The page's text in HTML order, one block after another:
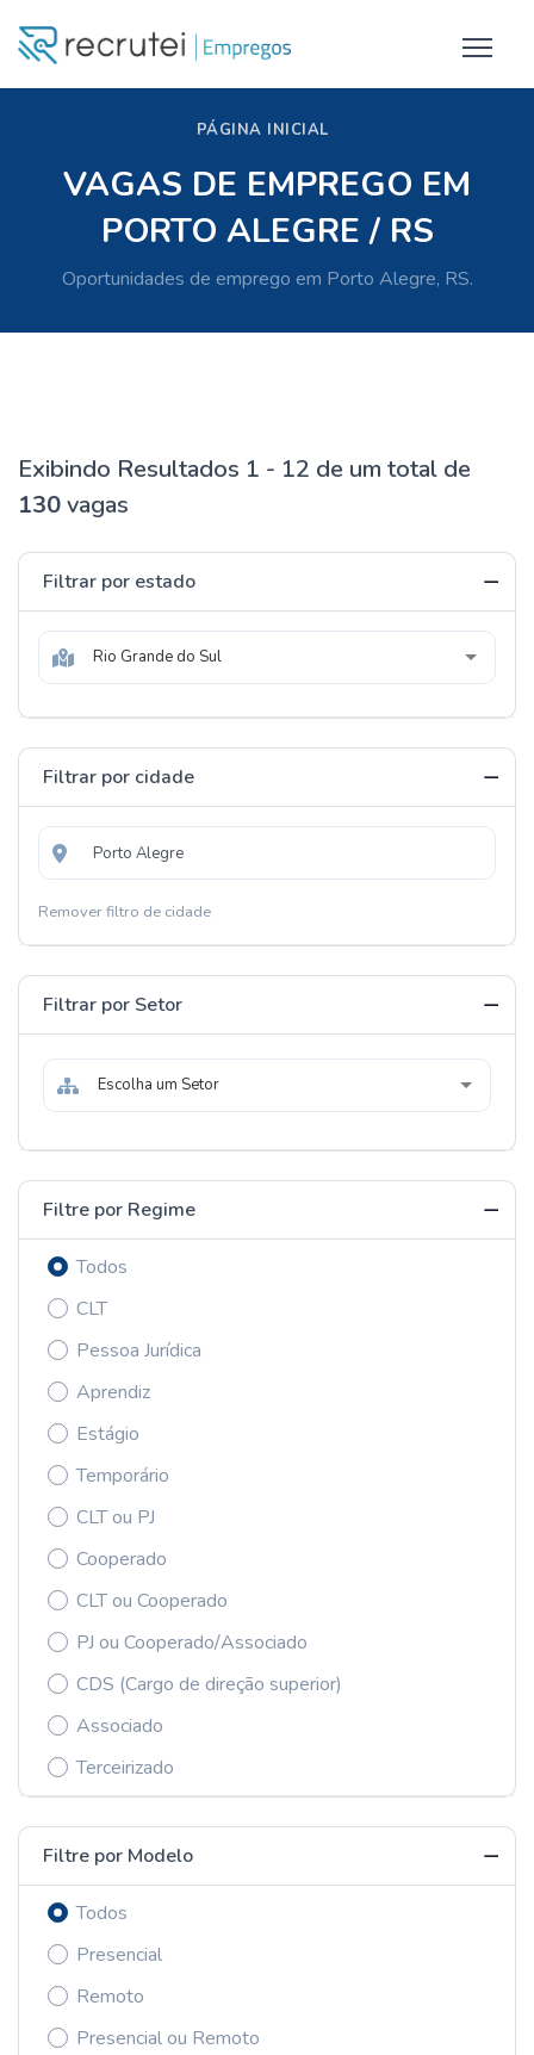
PÁGINA INICIAL
VAGAS DE EMPREGO EM
PORTO ALEGRE / RS
Oportunidades de emprego em Porto Alegre, RS.
Exibindo Resultados 1 - 12 de um total de
130vagas
Filtrar por estado
Rio Grande do Sul
Filtrar por cidade
Remover filtro de cidade
Filtrar por Setor
Escolha um Setor
Filtre por Regime
Todos
CLT
Pessoa Jurídica
Aprendiz
Estágio
Temporário
CLT ou PJ
Cooperado
CLT ou Cooperado
PJ ou Cooperado/Associado
CDS (Cargo de direção superior)
Associado
Terceirizado
Filtre por Modelo
Todos
Presencial
Remoto
Presencial ou Remoto